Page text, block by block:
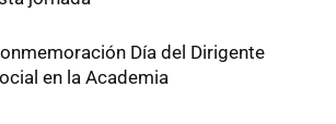
Día del Dirigente
en la Academia